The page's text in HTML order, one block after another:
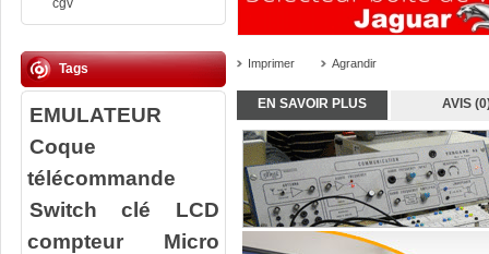
cgv
Tags
EMULATEUR
Coque
télécommande
Switch clé
LCD
compteur
Micro
Imprimer Agrandir
EN SAVOIR PLUS AVIS